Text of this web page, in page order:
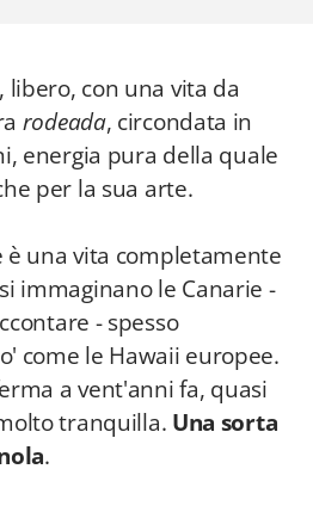
con una vita da
rodeada, circondata in
energia pura della quale
per la sua arte.
è una vita completamente
immaginano le Canarie -
- spesso
come le Hawaii europee.
a vent'anni fa, quasi
tranquilla. Una sorta
.